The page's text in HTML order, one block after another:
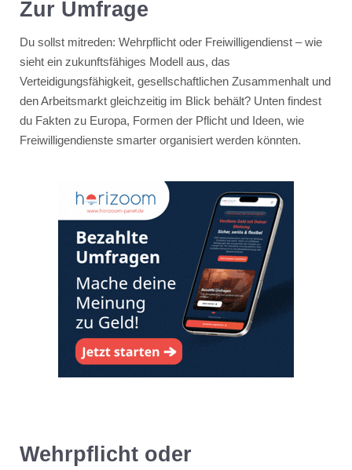
Zur Umfrage
Du sollst mitreden: Wehrpflicht oder Freiwilligendienst – wie
sieht ein zukunftsfähiges Modell aus, das
Verteidigungsfähigkeit, gesellschaftlichen Zusammenhalt und
den Arbeitsmarkt gleichzeitig im Blick behält? Unten findest
du Fakten zu Europa, Formen der Pflicht und Ideen, wie
Freiwilligendienste smarter organisiert werden könnten.
Wehrpflicht oder